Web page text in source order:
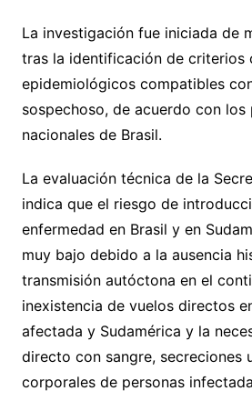
La investigación fue iniciada de
tras la identificación de criterios
epidemiológicos compatibles
sospechoso, de acuerdo con
nacionales de Brasil.
La evaluación técnica de la
indica que el riesgo de
enfermedad en Brasil y en
muy bajo debido a la ausencia
transmisión autóctona en el
inexistencia de vuelos directos
afectada y Sudamérica y la
directo con sangre, secreciones
corporales de personas